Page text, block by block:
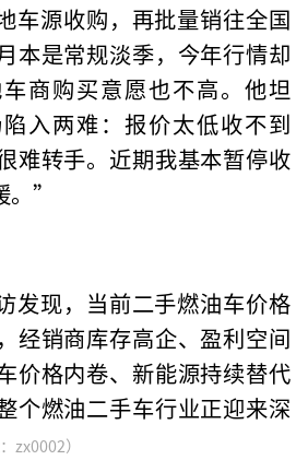
车源收购，再批量销往全国
本是常规淡季，今年行情却
商购买意愿也不高。他坦
入两难：报价太低收不到
难转手。近期我基本暂停收
。”
发现，当前二手燃油车价格
经销商库存高企、盈利空间
价格内卷、新能源持续替代
个燃油二手车行业正迎来深
zx0002）